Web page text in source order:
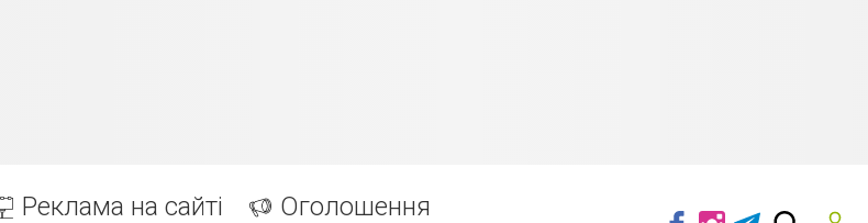
Реклама на сайті Оголошення